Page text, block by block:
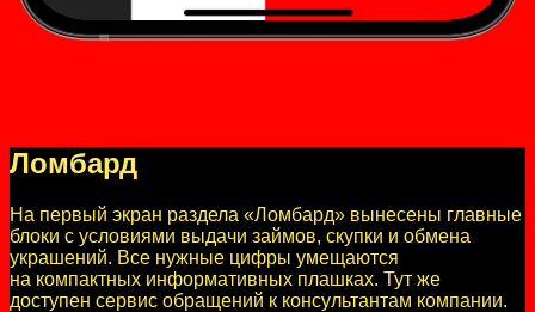
Ломбард
На первый экран раздела «Ломбард» вынесены главные
блоки с условиями выдачи займов, скупки и обмена
украшений. Все нужные цифры умещаются
на компактных информативных плашках. Тут же
доступен сервис обращений к консультантам компании.